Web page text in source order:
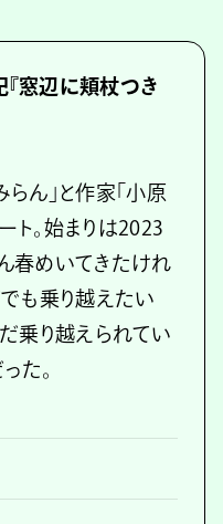
窓辺に頬杖つき
ん」と作家「小原
ト。始まりは2023
春めいてきたけれ
でも乗り越えたい
だ乗り越えられてい
た。